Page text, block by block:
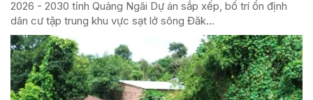
2026 - 2030 tỉnh Quảng Ngãi Dự án sắp xếp, bố trí ổn định
dân cư tập trung khu vực sạt lở sông Đăk...